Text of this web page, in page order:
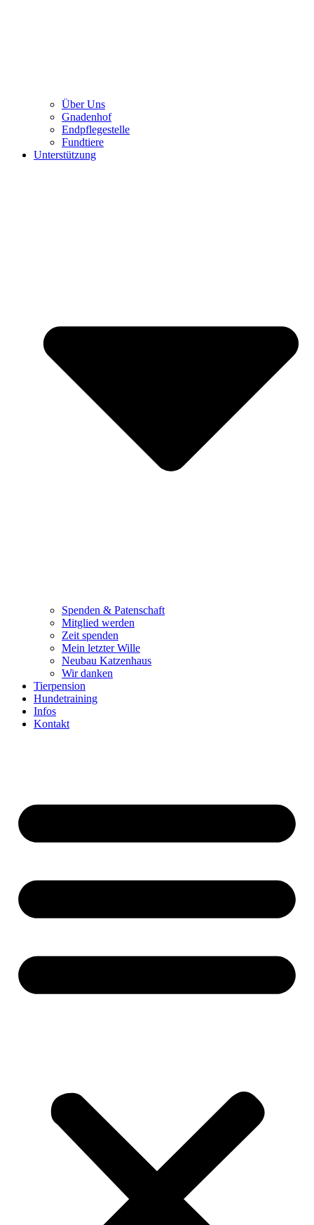
Über Uns
Gnadenhof
Endpflegestelle
Fundtiere
Unterstützung
Spenden & Patenschaft
Mitglied werden
Zeit spenden
Mein letzter Wille
Neubau Katzenhaus
Wir danken
Tierpension
Hundetraining
Infos
Kontakt